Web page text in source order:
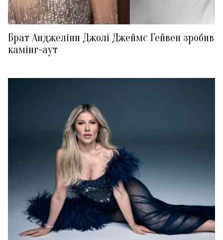
Брат Анджеліни Джолі Джеймс Гейвен зробив
камінг-аут